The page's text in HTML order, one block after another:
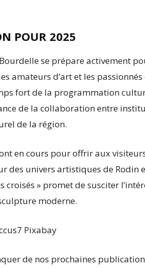
POUR 2025
se prépare activement
amateurs d’art et les
fort de la programmation
de la collaboration entre
de la région.
en cours pour offrir aux
des univers artistiques de Rodin
croisés » promet de susciter
moderne.
Pixabay
de nos prochaines